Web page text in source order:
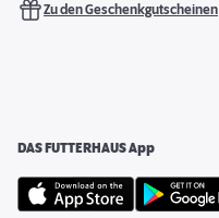
Zu den Geschenkgutscheinen
DAS FUTTERHAUS App